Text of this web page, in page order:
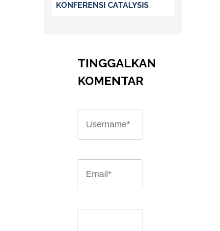
KONFERENSI CATALYSIS
TINGGALKAN
KOMENTAR